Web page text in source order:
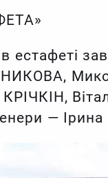
естафеті
КРІЧКІН,
— Ірина